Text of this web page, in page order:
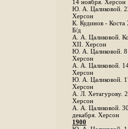
14 ноября. Херсон
Ю. А. Цаликовой.
Херсон
К. Кудинов - Коста
Б/д
А. А. Цаликовой.
XII. Херсон
Ю. А. Цаликовой. 8
Херсон
А. А. Цаликовой. 14
Херсон
Ю. А. Цаликовой.
Херсон
А. Л. Хетагурову.
Херсон
А. А. Цаликовой.
декабря. Херсон
1900